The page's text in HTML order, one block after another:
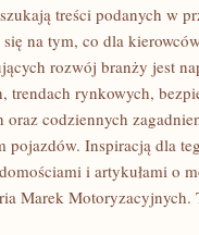
treści podanych w
na tym, co dla
rozwój branży jest
trendach rynkowych,
oraz codziennych
pojazdów. Inspiracją dla
i artykułami o
Marek